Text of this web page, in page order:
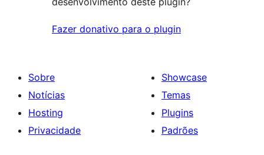
Fazer donativo para o plugin
Sobre
Notícias
Hosting
Privacidade
Showcase
Temas
Plugins
Padrões